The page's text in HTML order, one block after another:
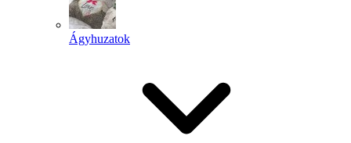
Ágyhuzatok